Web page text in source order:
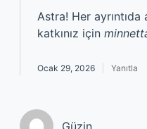
Astra! Her
katkınız için
Ocak 29, 2026 Yanıtla
Güzin